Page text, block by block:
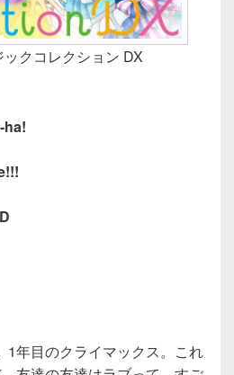
クコレクション DX
ha!
1年目のクライマックス。これ